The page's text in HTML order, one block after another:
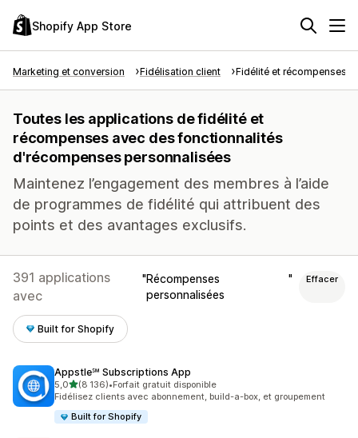
Shopify App Store
Marketing et conversion Fidélisation client Fidélité et récompenses
Toutes les applications de fidélité et
récompenses avec des fonctionnalités
d'récompenses personnalisées
Maintenez l’engagement des membres à l’aide
de programmes de fidélité qui attribuent des
points et des avantages exclusifs.
391 applications
avec
Récompenses
personnalisées
Effacer
Built for Shopify
Appstle℠ Subscriptions App
5,0étoile(s) sur 5
(8 136)
8136 avis au total
•Forfait gratuit disponible
Fidélisez clients avec abonnement, build-a-box, et groupement
Built for Shopify